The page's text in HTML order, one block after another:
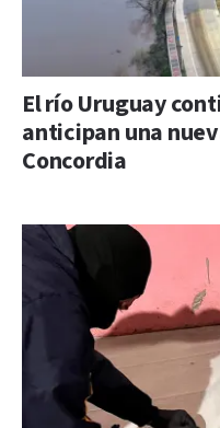
El río Uruguay
anticipan una
Concordia